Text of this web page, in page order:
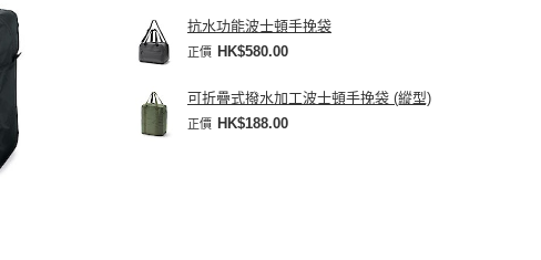
抗水功能波士頓手挽袋
正價 HK$580.00
可折疊式撥水加工波士頓手挽袋 (縱型)
正價 HK$188.00